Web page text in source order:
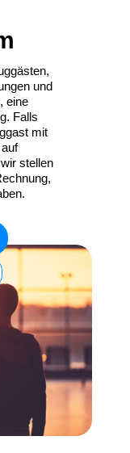
und
eine
Falls
mit
stellen